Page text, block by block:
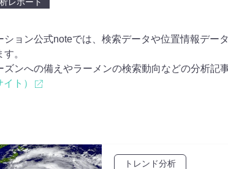
ション公式noteでは、検索データや位置情報デー
。
ンへの備えやラーメンの検索動向などの分析記
ト）
トレンド分析